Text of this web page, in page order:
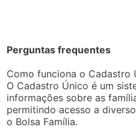
Perguntas frequentes
Como funciona o Cadastro
O Cadastro Único é um
informações sobre as
permitindo acesso a
o Bolsa Família.